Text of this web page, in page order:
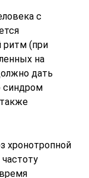
с
ритм (при
на
дать
синдром
хронотропной